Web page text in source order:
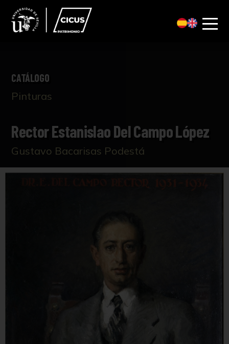
CATÁLOGO
Pinturas
Rector Estanislao Del Campo López
Gustavo Bacarisas Podestá